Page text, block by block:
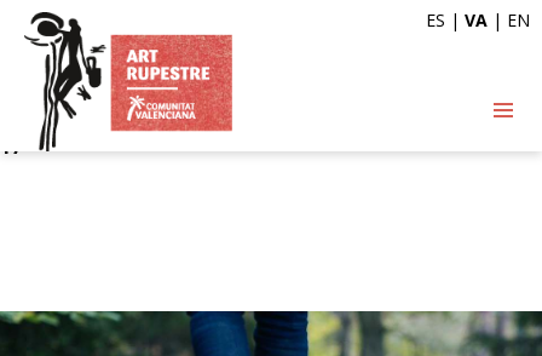
Deprecated: Automatic conversion of false to array is
deprecated in
/var/www/vhosts/artrupestre.com/httpdocs/wp-
content/themes/arterupestre/single-ruta.php
on line
17
ES | VA | EN